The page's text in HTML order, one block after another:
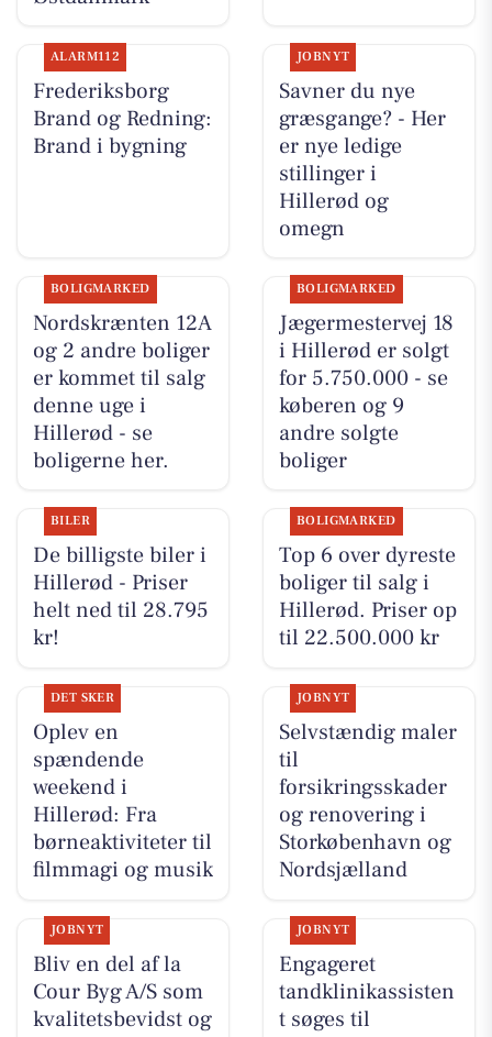
ALARM112
Frederiksborg
Brand og Redning:
Brand i bygning
JOBNYT
Savner du nye
græsgange? - Her
er nye ledige
stillinger i
Hillerød og
omegn
BOLIGMARKED
Nordskrænten 12A
og 2 andre boliger
er kommet til salg
denne uge i
Hillerød - se
boligerne her.
BOLIGMARKED
Jægermestervej 18
i Hillerød er solgt
for 5.750.000 - se
køberen og 9
andre solgte
boliger
BILER
De billigste biler i
Hillerød - Priser
helt ned til 28.795
kr!
BOLIGMARKED
Top 6 over dyreste
boliger til salg i
Hillerød. Priser op
til 22.500.000 kr
DET SKER
Oplev en
spændende
weekend i
Hillerød: Fra
børneaktiviteter til
filmmagi og musik
JOBNYT
Selvstændig maler
til
forsikringsskader
og renovering i
Storkøbenhavn og
Nordsjælland
JOBNYT
Bliv en del af la
Cour Byg A/S som
kvalitetsbevidst og
JOBNYT
Engageret
tandklinikassisten
t søges til